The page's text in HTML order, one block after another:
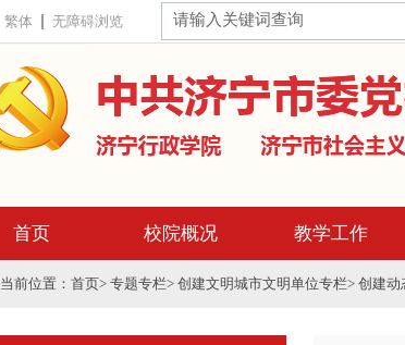
繁体 无障碍浏览
首页 校院概况 教学工作
当前位置： 首页> 专题专栏> 创建文明城市文明单位专栏> 创建动